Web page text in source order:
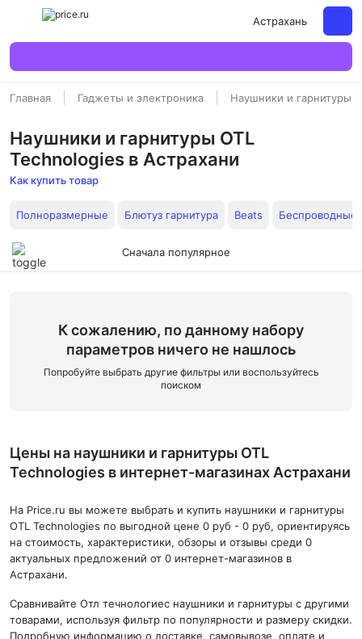
Астрахань
Главная Гаджеты и электроника Наушники и гарнитуры
Наушники и гарнитуры OTL
Technologies в Астрахани
Как купить товар
Полноразмерные Блютуз гарнитура Beats Беспроводные
Сначала популярное
К сожалению, по данному набору
параметров ничего не нашлось
Попробуйте выбрать другие фильтры или воспользуйтесь
поиском
Цены на наушники и гарнитуры OTL
Technologies в интернет-магазинах Астрахани
На Price.ru вы можете выбрать и купить наушники и гарнитуры
OTL Technologies по выгодной цене 0 руб - 0 руб, ориентируясь
на стоимость, характеристики, обзоры и отзывы среди 0
актуальных предложений от 0 интернет-магазинов в
Астрахани.
Сравнивайте Отл течнологиес наушники и гарнитуры с другими
товарами, используя фильтр по популярности и размеру скидки.
Подробную информацию о доставке, самовывозе, оплате и